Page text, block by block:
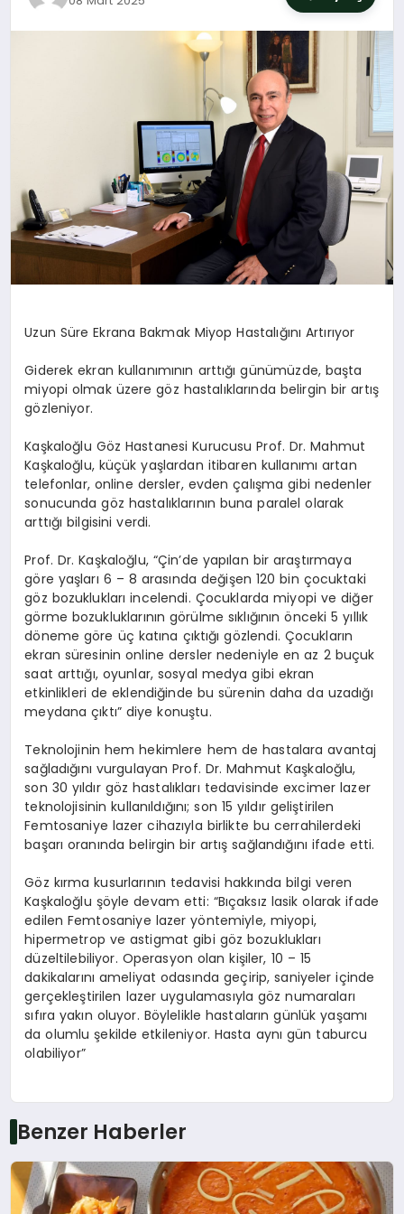
SIYASET
EĞITIM
Uzun Süre Ekrana Bakmak Miyop Hastalığını Artırıyor
Giderek ekran kullanımının arttığı günümüzde, başta
miyopi olmak üzere göz hastalıklarında belirgin bir artış
gözleniyor.
Kaşkaloğlu Göz Hastanesi Kurucusu Prof. Dr. Mahmut
Kaşkaloğlu, küçük yaşlardan itibaren kullanımı artan
telefonlar, online dersler, evden çalışma gibi nedenler
sonucunda göz hastalıklarının buna paralel olarak
arttığı bilgisini verdi.
Prof. Dr. Kaşkaloğlu, “Çin’de yapılan bir araştırmaya
göre yaşları 6 – 8 arasında değişen 120 bin çocuktaki
göz bozuklukları incelendi. Çocuklarda miyopi ve diğer
görme bozukluklarının görülme sıklığının önceki 5 yıllık
döneme göre üç katına çıktığı gözlendi. Çocukların
ekran süresinin online dersler nedeniyle en az 2 buçuk
saat arttığı, oyunlar, sosyal medya gibi ekran
etkinlikleri de eklendiğinde bu sürenin daha da uzadığı
meydana çıktı” diye konuştu.
Teknolojinin hem hekimlere hem de hastalara avantaj
sağladığını vurgulayan Prof. Dr. Mahmut Kaşkaloğlu,
son 30 yıldır göz hastalıkları tedavisinde excimer lazer
teknolojisinin kullanıldığını; son 15 yıldır geliştirilen
Femtosaniye lazer cihazıyla birlikte bu cerrahilerdeki
başarı oranında belirgin bir artış sağlandığını ifade etti.
Göz kırma kusurlarının tedavisi hakkında bilgi veren
Kaşkaloğlu şöyle devam etti: “Bıçaksız lasik olarak ifade
edilen Femtosaniye lazer yöntemiyle, miyopi,
hipermetrop ve astigmat gibi göz bozuklukları
düzeltilebiliyor. Operasyon olan kişiler, 10 – 15
dakikalarını ameliyat odasında geçirip, saniyeler içinde
gerçekleştirilen lazer uygulamasıyla göz numaraları
sıfıra yakın oluyor. Böylelikle hastaların günlük yaşamı
da olumlu şekilde etkileniyor. Hasta aynı gün taburcu
olabiliyor”
Benzer Haberler